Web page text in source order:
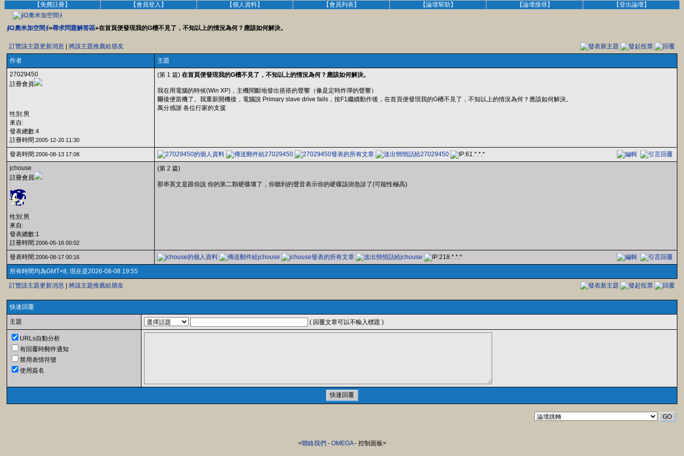
【免費註冊】 【會員登入】 【個人資料】 【會員列表】 【論壇幫助】 【論壇搜尋】 【登出論壇】
∮Ω奧米加空間∮»尋求問題解答區»在首頁便發現我的G槽不見了，不知以上的情況為何？應該如何解決。
訂覽該主題更新消息
將該主題推薦給朋友
作者
主題
27029450
註冊會員
性別:男
來自:
發表總數:4
註冊時間:2005-12-20 11:30
(第 1 篇) 在首頁便發現我的G槽不見了，不知以上的情況為何？應該如何解決。
我在用電腦的時候(Win XP)，主機間斷地發出搭搭的聲響（像是定時炸彈的聲響）
爾後便當機了。我重新開機後，電腦說 Primary slave drive fails，按F1繼續動作後，在首頁便發現我的G槽不見了，不知以上的情況為何？應該如何解決。
萬分感謝 各位行家的支援
發表時間:2006-08-13 17:08
jchouse
註冊會員
性別:男
來自:
發表總數:1
註冊時間:2006-05-16 00:02
(第 2 篇)
那串英文是跟你說 你的第二顆硬碟壞了，你聽到的聲音表示你的硬碟該掛急診了(可能性極高).
發表時間:2006-08-17 00:16
所有時間均為GMT+8, 現在是2026-08-08 19:55
訂覽該主題更新消息
將該主題推薦給朋友
快速回覆
主題 ( 回覆文章可以不輸入標題 )
URLs自動分析
有回覆時郵件通知
禁用表情符號
使用簽名
<聯絡我們 - OMEGA- 控制面板>